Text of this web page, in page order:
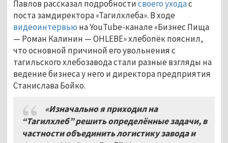
Павлов рассказал подробностисвоего уходас
поста замдиректора «Тагилхлеба». В ходе
видеоинтервью на YouTube-канале «Бизнес Пища
— Роман Калинин — OHLEBE» хлебопёк пояснил,
что основной причиной его увольнения с
тагильского хлебозавода стали разные взгляды на
ведение бизнеса у него и директора предприятия
Станислава Бойко.
«Изначально я приходил на
“Тагилхлеб” решить определённые задачи, в
частности объединить логистику завода и